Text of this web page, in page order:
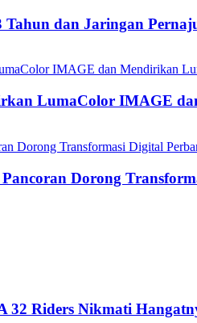
dan Jaringan
IMAGE dan Mendirikan
LumaColor IMAGE
Dorong Transformasi Digital
Dorong
32 Riders Nikmati